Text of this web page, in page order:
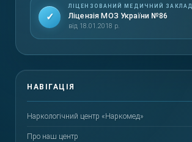
✓
ЛІЦЕНЗОВАНИЙ МЕДИЧНИЙ ЗАКЛАД
Ліцензія МОЗ України №86
від 18.01.2018 р.
Наркологічний центр «Наркомед»
Про наш центр